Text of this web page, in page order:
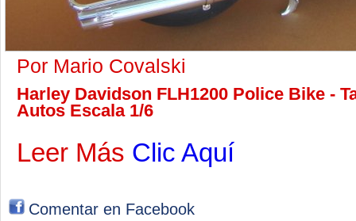
Por Mario Covalski
Harley Davidson FLH1200 Police Bike -
Autos Escala 1/6
Leer Más Clic Aquí
Comentar en Facebook